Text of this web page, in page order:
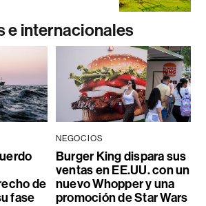
e internacionales
de
fase
NEGOCIOS
Burger King dispara sus
ventas en EE.UU. con un
nuevo Whopper y una
promoción de Star Wars